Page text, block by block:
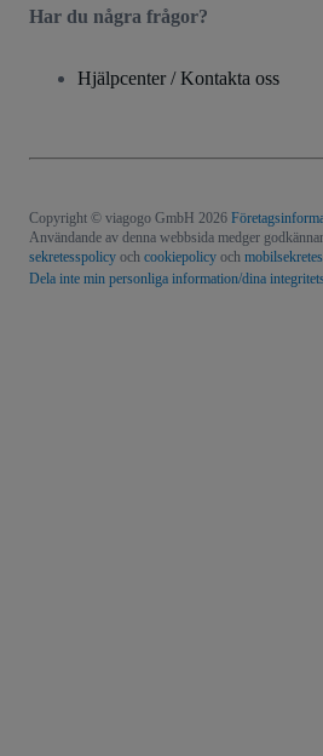
Har du några frågor?
Hjälpcenter / Kontakta oss
Copyright © viagogo GmbH 2026
Användande av denna webbsida medger
sekretesspolicy och cookiepolicy och
Dela inte min personliga information/dina